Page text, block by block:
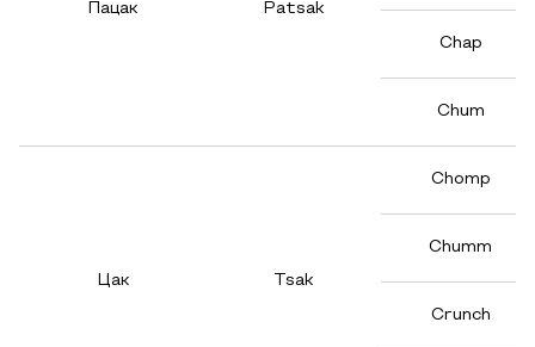
Пацак Patsak
Chap
Chum
Цак Tsak
Chomp
Chumm
Crunch